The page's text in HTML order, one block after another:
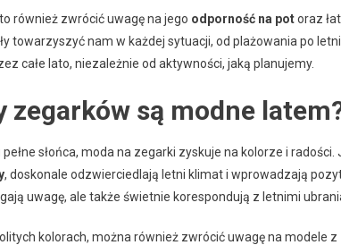
również zwrócić uwagę na jego odporność na potoraz
towarzyszyć nam w każdej sytuacji, od plażowania po
całe lato, niezależnie od aktywności, jaką planujemy.
zegarków są modne
pełne słońca, moda na zegarki zyskuje na kolorze i
, doskonale odzwierciedlają letni klimat i wprowadzają
uwagę, ale także świetnie korespondują z letnimi
kolorach, można również zwrócić uwagę na modele z